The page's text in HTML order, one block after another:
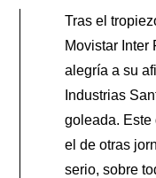
Tras el
Movistar Inter
alegría a su
Industrias
goleada. Este
el de otras
serio, sobre